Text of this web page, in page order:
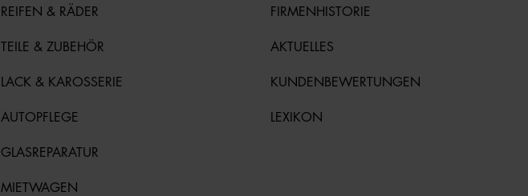
REIFEN & RÄDER
TEILE & ZUBEHÖR
LACK & KAROSSERIE
AUTOPFLEGE
GLASREPARATUR
MIETWAGEN
FIRMENHISTORIE
AKTUELLES
KUNDENBEWERTUNGEN
LEXIKON